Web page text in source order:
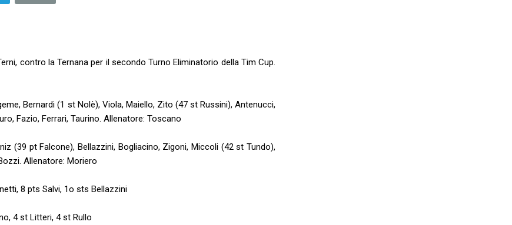
contro la Ternana per il secondo Turno Eliminatorio della Tim Cup.
Bernardi (1 st Nolè), Viola, Maiello, Zito (47 st Russini), Antenucci,
Fazio, Ferrari, Taurino. Allenatore: Toscano
(39 pt Falcone), Bellazzini, Bogliacino, Zigoni, Miccoli (42 st Tundo),
Allenatore: Moriero
8 pts Salvi, 1o sts Bellazzini
4 st Litteri, 4 st Rullo